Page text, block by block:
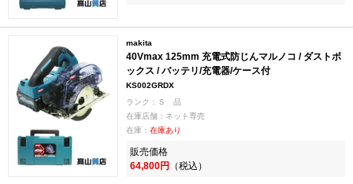
makita
40Vmax 125mm 充電式防じんマルノコ / ダストボ
ックス / バッテリ/充電器/ケース付
KS002GRDX
ランク：Ｓ 品
在庫店舗：ネット専売
在庫： 在庫あり
販売価格
64,800円 （税込）